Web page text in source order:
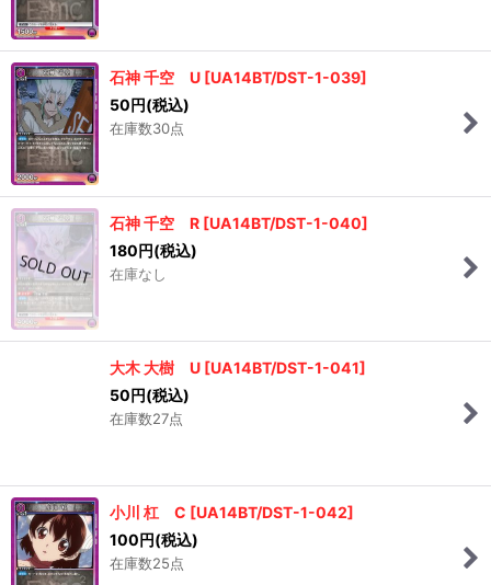
石神 千空 U [UA14BT/DST-1-039]
50円(税込)
在庫数30点
石神 千空 R [UA14BT/DST-1-040]
180円(税込)
在庫なし
大木 大樹 U [UA14BT/DST-1-041]
50円(税込)
在庫数27点
小川 杠 C [UA14BT/DST-1-042]
100 円(税込)
在庫数25点